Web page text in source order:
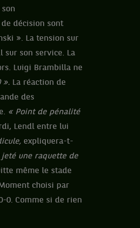
décision sont
». La tension sur
sur son service. La
Luigi Brambilla ne
». La réaction de
des
« Point de pénalité
Lendl entre lui
expliquera-t-
une raquette de
même le stade
choisi par
0. Comme si de rien